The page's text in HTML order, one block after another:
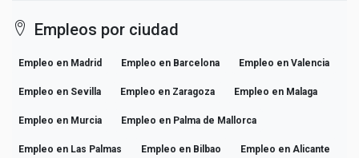
Empleos por ciudad
Empleo en Madrid Empleo en Barcelona Empleo en Valencia
Empleo en Sevilla Empleo en Zaragoza Empleo en Malaga
Empleo en Murcia Empleo en Palma de Mallorca
Empleo en Las Palmas Empleo en Bilbao Empleo en Alicante